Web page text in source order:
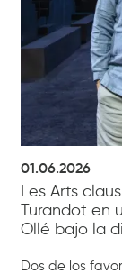
01.06.2026
Les Arts
Turandot
Ollé bajo la
Dos de los